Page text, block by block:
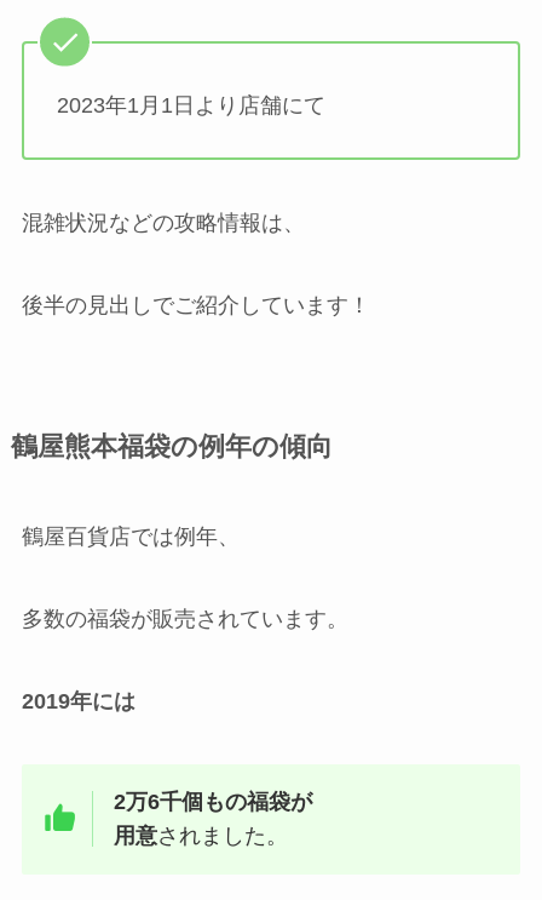
2023年1月1日より店舗にて
混雑状況などの攻略情報は、
後半の見出しでご紹介しています！
鶴屋熊本福袋の例年の傾向
鶴屋百貨店では例年、
多数の福袋が販売されています。
2019年には
2万6千個もの福袋が
用意されました。